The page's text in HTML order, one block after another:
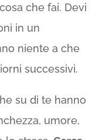
che fai. Devi
in un
niente a che
successivi.
su di te hanno
umore,